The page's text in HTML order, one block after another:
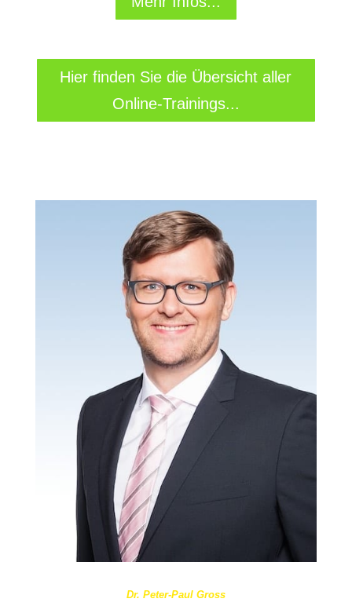
Hier finden Sie die Übersicht aller
Online-Trainings...
Dr. Peter-Paul Gross